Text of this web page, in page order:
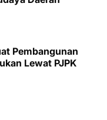
Pembangunan
Lewat PJPK